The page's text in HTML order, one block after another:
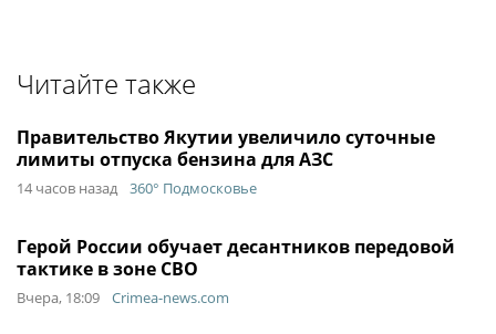
Читайте также
Правительство Якутии увеличило суточные
лимиты отпуска бензина для АЗС
14 часов назад 360° Подмосковье
Герой России обучает десантников передовой
тактике в зоне СВО
Вчера, 18:09 Crimea-news.com